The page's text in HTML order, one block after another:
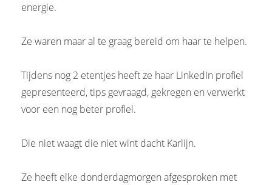
energie.
Ze waren maar al te graag bereid om haar te helpen.
Tijdens nog 2 etentjes heeft ze haar LinkedIn profiel
gepresenteerd, tips gevraagd, gekregen en verwerkt
voor een nog beter profiel.
Die niet waagt die niet wint dacht Karlijn.
Ze heeft elke donderdagmorgen afgesproken met